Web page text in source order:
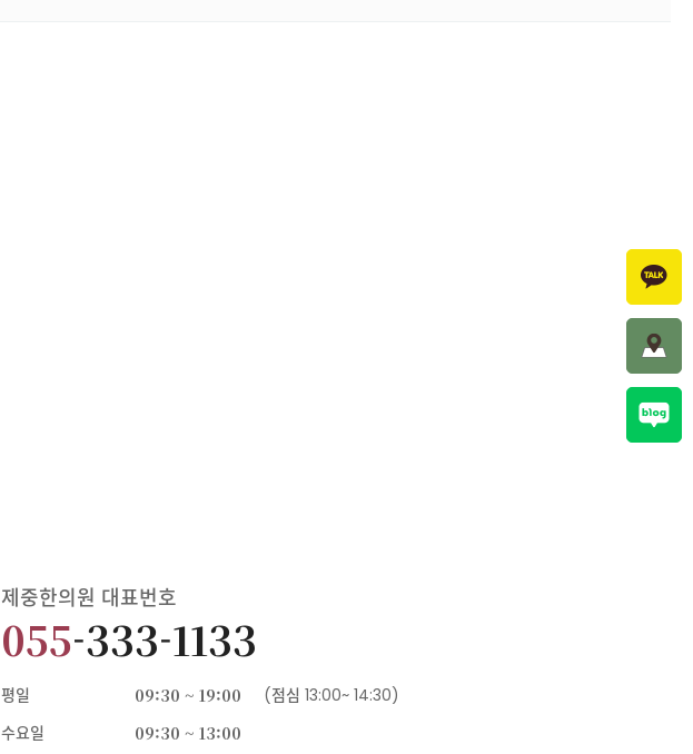
제중한의원 대표번호
055-333-1133
평일 09:30 ~ 19:00
(점심 13:00~ 14:30)
수요일
09:30 ~ 13:00